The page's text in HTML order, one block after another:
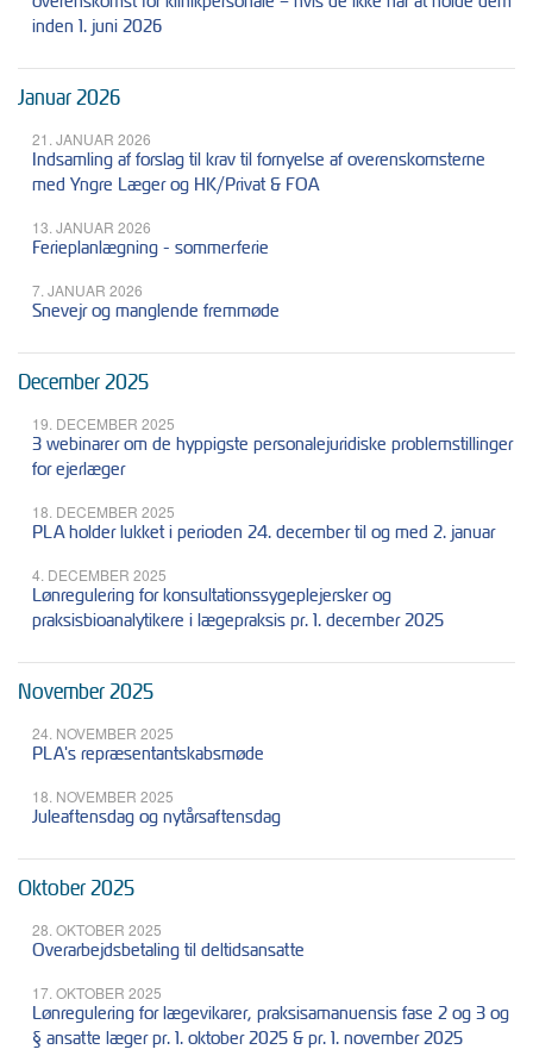
inden 1. juni 2026
Januar 2026
21. JANUAR 2026
Indsamling af forslag til krav til fornyelse af overenskomsterne
med Yngre Læger og HK/Privat & FOA
13. JANUAR 2026
Ferieplanlægning - sommerferie
7. JANUAR 2026
Snevejr og manglende fremmøde
December 2025
19. DECEMBER 2025
3 webinarer om de hyppigste personalejuridiske problemstillinger
for ejerlæger
18. DECEMBER 2025
PLA holder lukket i perioden 24. december til og med 2. januar
4. DECEMBER 2025
Lønregulering for konsultationssygeplejersker og
praksisbioanalytikere i lægepraksis pr. 1. december 2025
November 2025
24. NOVEMBER 2025
PLA's repræsentantskabsmøde
18. NOVEMBER 2025
Juleaftensdag og nytårsaftensdag
Oktober 2025
28. OKTOBER 2025
Overarbejdsbetaling til deltidsansatte
17. OKTOBER 2025
Lønregulering for lægevikarer, praksisamanuensis fase 2 og 3 og
§ ansatte læger pr. 1. oktober 2025 & pr. 1. november 2025